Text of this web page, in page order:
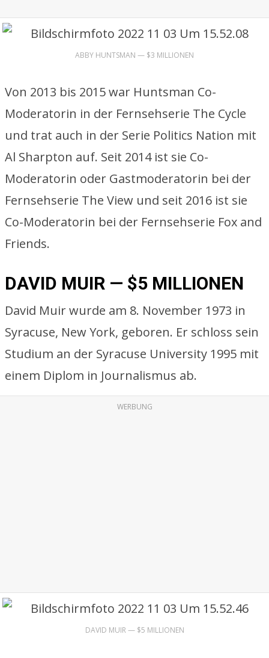
ABBY HUNTSMAN — $3 MILLIONEN
Von 2013 bis 2015 war Huntsman Co-
Moderatorin in der Fernsehserie The Cycle
und trat auch in der Serie Politics Nation mit
Al Sharpton auf. Seit 2014 ist sie Co-
Moderatorin oder Gastmoderatorin bei der
Fernsehserie The View und seit 2016 ist sie
Co-Moderatorin bei der Fernsehserie Fox and
Friends.
DAVID MUIR — $5 MILLIONEN
David Muir wurde am 8. November 1973 in
Syracuse, New York, geboren. Er schloss sein
Studium an der Syracuse University 1995 mit
einem Diplom in Journalismus ab.
WERBUNG
DAVID MUIR — $5 MILLIONEN